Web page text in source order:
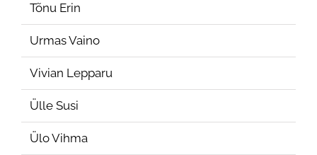
Tõnu Erin
Urmas Vaino
Vivian Lepparu
Ülle Susi
Ülo Vihma